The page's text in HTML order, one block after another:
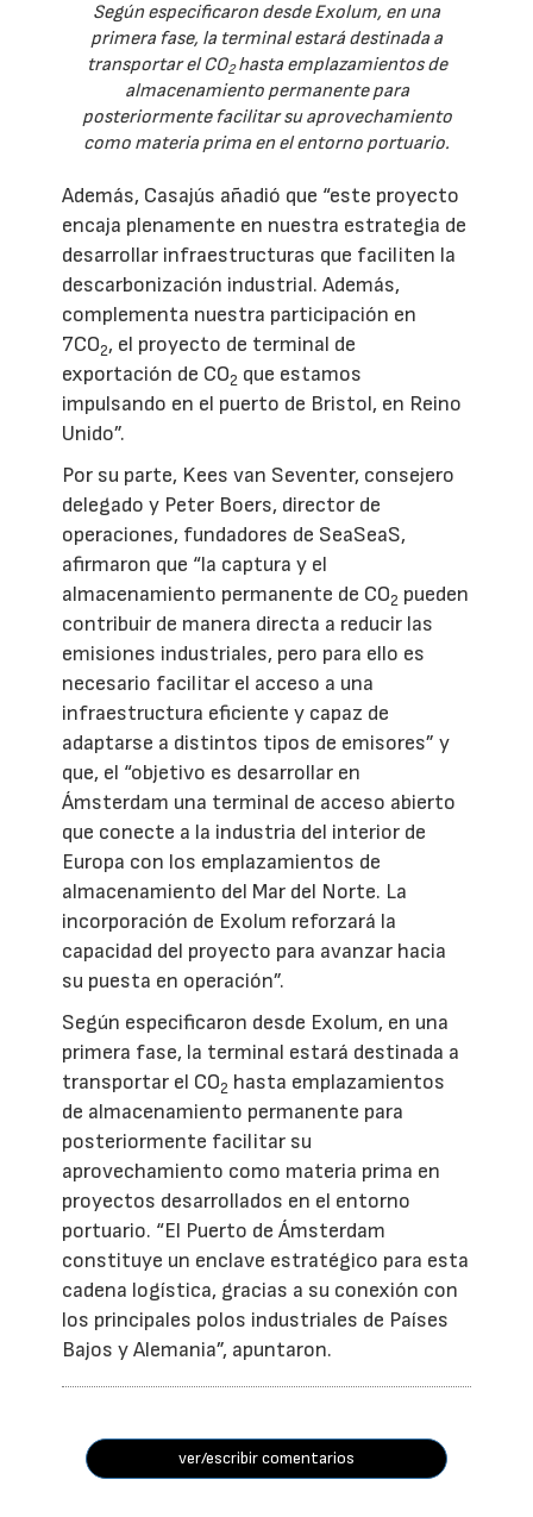
Según especificaron desde Exolum, en una
primera fase, la terminal estará destinada a
transportar el CO2hasta emplazamientos de
almacenamiento permanente para
posteriormente facilitar su aprovechamiento
como materia prima en el entorno portuario.
Además, Casajús añadió que “este proyecto
encaja plenamente en nuestra estrategia de
desarrollar infraestructuras que faciliten la
descarbonización industrial. Además,
complementa nuestra participación en
7CO2, el proyecto de terminal de
exportación de CO2 que estamos
impulsando en el puerto de Bristol, en Reino
Unido”.
Por su parte, Kees van Seventer, consejero
delegado y Peter Boers, director de
operaciones, fundadores de SeaSeaS,
afirmaron que “la captura y el
almacenamiento permanente de CO2 pueden
contribuir de manera directa a reducir las
emisiones industriales, pero para ello es
necesario facilitar el acceso a una
infraestructura eficiente y capaz de
adaptarse a distintos tipos de emisores” y
que, el “objetivo es desarrollar en
Ámsterdam una terminal de acceso abierto
que conecte a la industria del interior de
Europa con los emplazamientos de
almacenamiento del Mar del Norte. La
incorporación de Exolum reforzará la
capacidad del proyecto para avanzar hacia
su puesta en operación”.
Según especificaron desde Exolum, en una
primera fase, la terminal estará destinada a
transportar el CO2 hasta emplazamientos
de almacenamiento permanente para
posteriormente facilitar su
aprovechamiento como materia prima en
proyectos desarrollados en el entorno
portuario. “El Puerto de Ámsterdam
constituye un enclave estratégico para esta
cadena logística, gracias a su conexión con
los principales polos industriales de Países
Bajos y Alemania”, apuntaron.
ver/escribir comentarios